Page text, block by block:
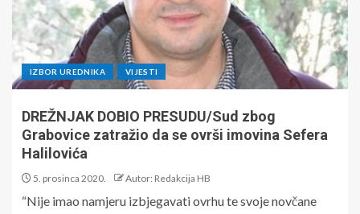
IZBOR UREDNIKA VIJESTI
DREŽNJAK DOBIO PRESUDU/Sud zbog
Grabovice zatražio da se ovrši imovina Sefera
Halilovića
5. prosinca 2020. Autor: Redakcija HB
“Nije imao namjeru izbjegavati ovrhu te svoje novčane